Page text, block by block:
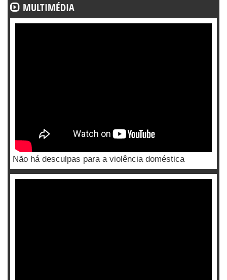
MULTIMÉDIA
Não há desculpas para a violência doméstica